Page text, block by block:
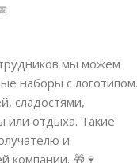
мы можем
наборы с логотипом.
сладостями,
или отдыха. Такие
и
компании. 🎁🍷